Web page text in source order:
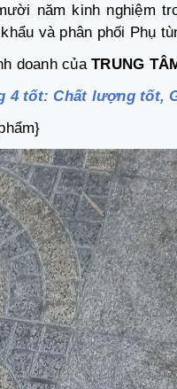
năm kinh nghiệm
và phân phối Phụ
doanh của TRUNG
4 tốt: Chất lượng tốt,